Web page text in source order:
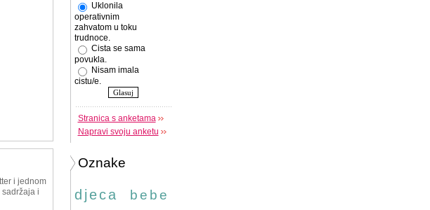
Uklonila
operativnim
zahvatom u toku
trudnoce.
Cista se sama
povukla.
Nisam imala
cistu/e.
Stranica s anketama
Napravi svoju anketu
Oznake
djeca bebe